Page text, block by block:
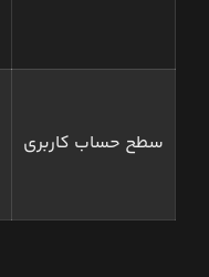
سطح حساب کاربری